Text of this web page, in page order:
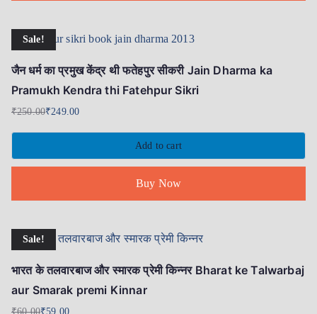
Sale!
जैन धर्म का प्रमुख केंद्र थी फतेहपुर सीकरी Jain Dharma ka
Pramukh Kendra thi Fatehpur Sikri
₹250.00₹249.00
Add to cart
Buy Now
Sale!
भारत के तलवारबाज और स्मारक प्रेमी किन्नर Bharat ke Talwarbaj
aur Smarak premi Kinnar
₹60.00₹59.00